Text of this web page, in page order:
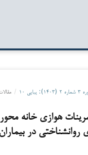
۲ (۱۴۰۳): پیاپی ۱۰ /
هوازی خانه محور
در بیماران